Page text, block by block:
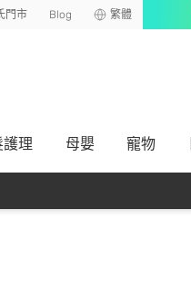
門市 Blog 繁體
理 母嬰 寵物